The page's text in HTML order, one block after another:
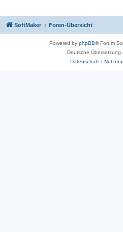
SoftMaker Foren-Übersicht
Powered by phpBB® Forum
Deutsche Übersetzung
Datenschutz|